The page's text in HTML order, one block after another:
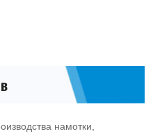
намотки,